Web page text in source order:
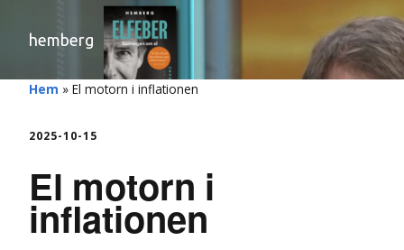
hemberg
Hem » El motorn i inflationen
2025-10-15
El motorn i
inflationen